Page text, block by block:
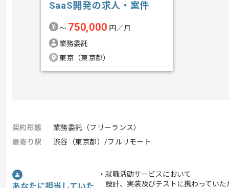
SaaS開発の求人・案件
〜 750,000 円／月
業務委託
東京（東京都）
契約形態
業務委託（フリーランス）
最寄り駅
渋谷（東京都）/フルリモート
・就職活動サービスにおいて
設計、実装及びテストに携わっていた